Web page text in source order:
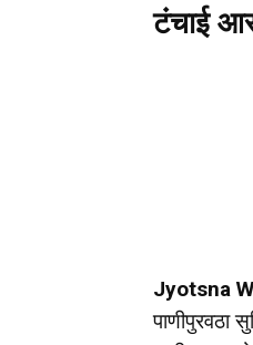
टंचाई
Jyotsna
पाणीपुरवठा